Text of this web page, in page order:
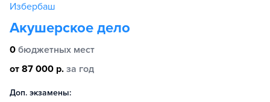
Избербаш
Акушерское дело
0 бюджетных мест
от 87 000 р. за год
Доп. экзамены: